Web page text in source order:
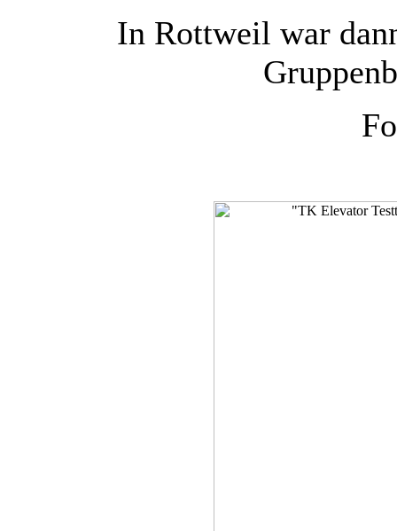
In Rottweil war